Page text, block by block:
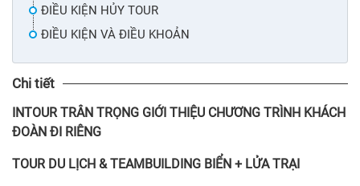
ĐIỀU KIỆN HỦY TOUR
ĐIỀU KIỆN VÀ ĐIỀU KHOẢN
Chi tiết
INTOUR TRÂN TRỌNG GIỚI THIỆU CHƯƠNG TRÌNH KHÁCH
ĐOÀN ĐI RIÊNG
TOUR DU LỊCH & TEAMBUILDING BIỂN + LỬA TRẠI